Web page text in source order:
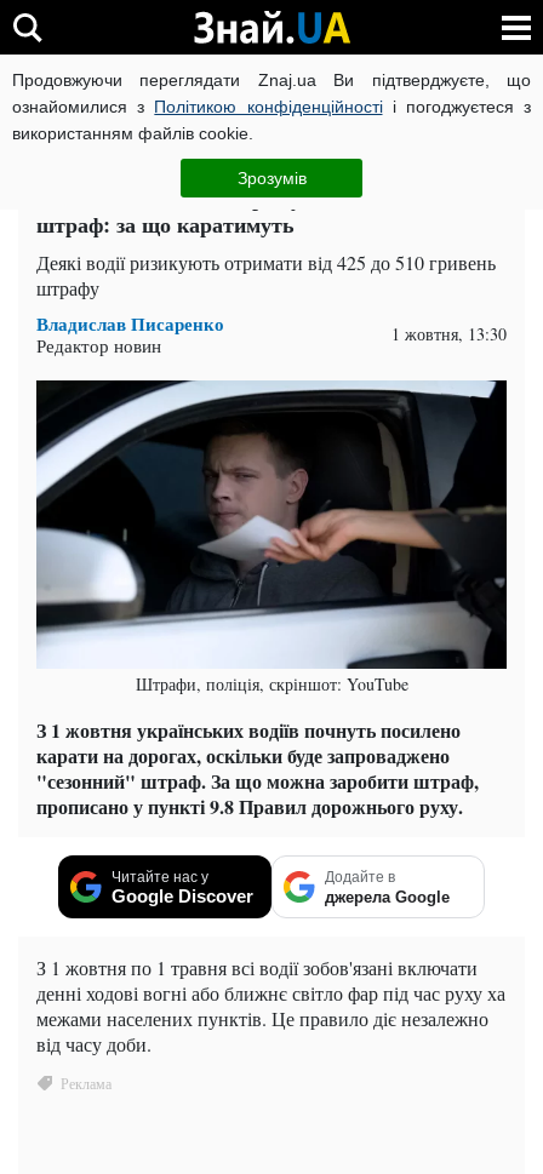
Продовжуючи переглядати Znaj.ua Ви підтверджуєте, що
ознайомилися з Політикою конфіденційностіі погоджуєтеся з
використанням файлів cookie.
Зрозумів
ВІЙНА РОСІЇ ПРОТИ УКРАЇНИ КОРОНАВІРУС В УКРАЇНІ
Auto.Знай ЧИТАТЬ НА РУССКОМ
З 1 жовтня водіям загрожує "сезонний"
штраф: за що каратимуть
Деякі водії ризикують отримати від 425 до 510 гривень
штрафу
Владислав Писаренко
Редактор новин 1 жовтня, 13:30
Штрафи, поліція, скріншот: YouTube
З 1 жовтня українських водіїв почнуть посилено
карати на дорогах, оскільки буде запроваджено
"сезонний" штраф. За що можна заробити штраф,
прописано у пункті 9.8 Правил дорожнього руху.
Читайте нас у
Google Discover
Додайте в
джерела Google
З 1 жовтня по 1 травня всі водії зобов'язані включати
денні ходові вогні або ближнє світло фар під час руху ха
межами населених пунктів. Це правило діє незалежно
від часу доби.